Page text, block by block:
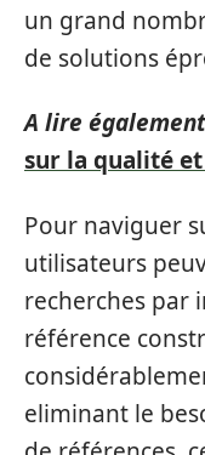
un grand
de solutions
A lire
sur la qualité
Pour naviguer
utilisateurs
recherches par
référence
eliminant le